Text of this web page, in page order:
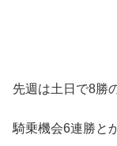
先週は土日で8勝
騎乗機会6連勝と